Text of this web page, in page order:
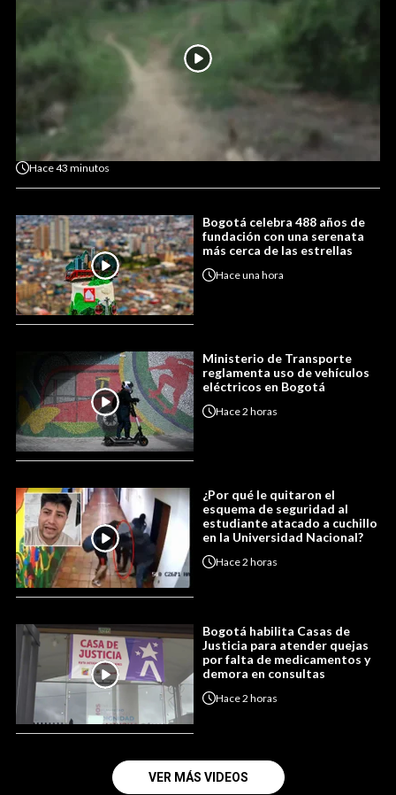
Hace43 minutos
Bogotá celebra 488 años de
fundación con una serenata
más cerca de las estrellas
Haceuna hora
Ministerio de Transporte
reglamenta uso de vehículos
eléctricos en Bogotá
Hace2 horas
¿Por qué le quitaron el
esquema de seguridad al
estudiante atacado a cuchillo
en la Universidad Nacional?
Hace2 horas
Bogotá habilita Casas de
Justicia para atender quejas
por falta de medicamentos y
demora en consultas
Hace2 horas
VER MÁS VIDEOS